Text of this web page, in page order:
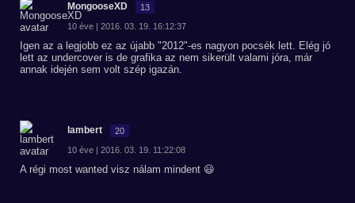
MongooseXD 13
10 éve | 2016. 03. 19. 16:12:37
Igen az a legjobb ez az újabb "2012"-es nagyon pocsék lett. Elég jó
lett az undercover is de grafika az nem sikerült valami jóra, már
annak idején sem volt szép igazán.
lambert 20
10 éve | 2016. 03. 19. 11:22:08
A régi most wanted visz nálam mindent 😃